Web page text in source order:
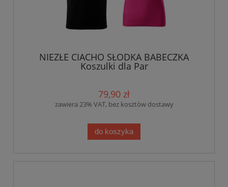
NIEZŁE CIACHO SŁODKA BABECZKA
Koszulki dla Par
79,90 zł
zawiera 23% VAT, bez kosztów dostawy
do koszyka